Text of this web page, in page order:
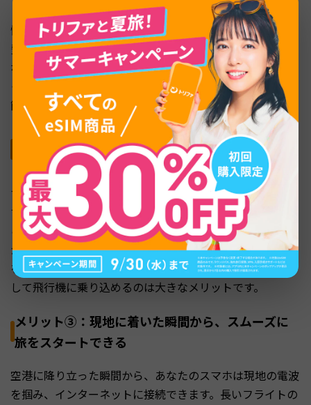
慣れないサイトでの入力作業や、情報のダブルチェックに
費やしていた時間を、丸ごと節約できます。旅行前の貴重
な時間を、本来やるべきパッキングや旅程の最終確認とい
った、もっとワクワクする準備に使いましょう。手続きが
簡単なので、心理的な負担もありません。
メリット②：出発前に日本で安心して準備完了。
「もしも」の不安を解消
すべての手続きが、使い慣れた日本語のアプリで完結しま
す。「現地の空港に着いてから認証がうまくいかなかった
らどうしよう…」「英語のサイトで登録を間違えていない
かな…」といった、海外旅行にありがちな通信関連の不安
を、日本にいるうちに解消できます。万全の状態で、安心
して飛行機に乗り込めるのは大きなメリットです。
メリット③：現地に着いた瞬間から、スムーズに
旅をスタートできる
空港に降り立った瞬間から、あなたのスマホは現地の電波
を掴み、インターネットに接続できます。長いフライトの